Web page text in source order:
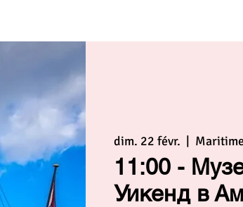
dim. 22 févr.
11:00 -
Уикенд в